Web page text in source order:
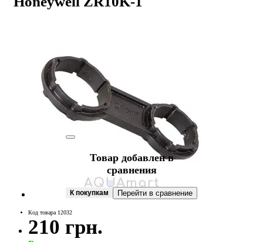
Код товара 12032
210 грн.
Товар добавлен в
сравнения
К покупкам Перейти в сравнение